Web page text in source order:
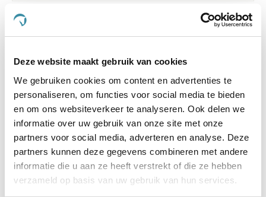
Deze website maakt gebruik van cookies
We gebruiken cookies om content en advertenties te
personaliseren, om functies voor social media te bieden
en om ons websiteverkeer te analyseren. Ook delen we
informatie over uw gebruik van onze site met onze
partners voor social media, adverteren en analyse. Deze
partners kunnen deze gegevens combineren met andere
informatie die u aan ze heeft verstrekt of die ze hebben
verzameld op basis van uw gebruik van hun services.
-15 %
4.8
26 Beoordelingen